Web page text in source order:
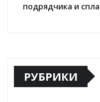
подрядчика и
РУБРИКИ